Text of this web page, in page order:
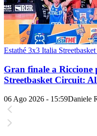
Estathé 3x3 Italia
Gran finale a
Streetbasket Circuit:
06 Ago 2026 - 15:59Daniele